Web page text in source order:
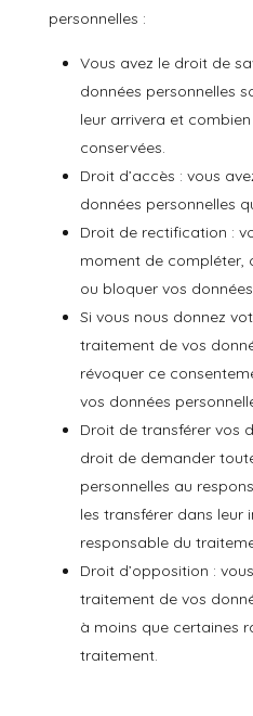
personnelles :
Vous avez le droit de
données personnelles
leur arrivera et
conservées.
Droit d’accès : vous
données personnelles
Droit de rectification :
moment de compléter,
ou bloquer vos
Si vous nous donnez
traitement de vos
révoquer ce
vos données
Droit de transférer vos
droit de demander
personnelles au
les transférer dans leur
responsable du
Droit d’opposition :
traitement de vos
à moins que certaines
traitement.